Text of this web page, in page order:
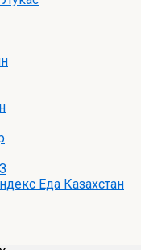
Еда Казахстан